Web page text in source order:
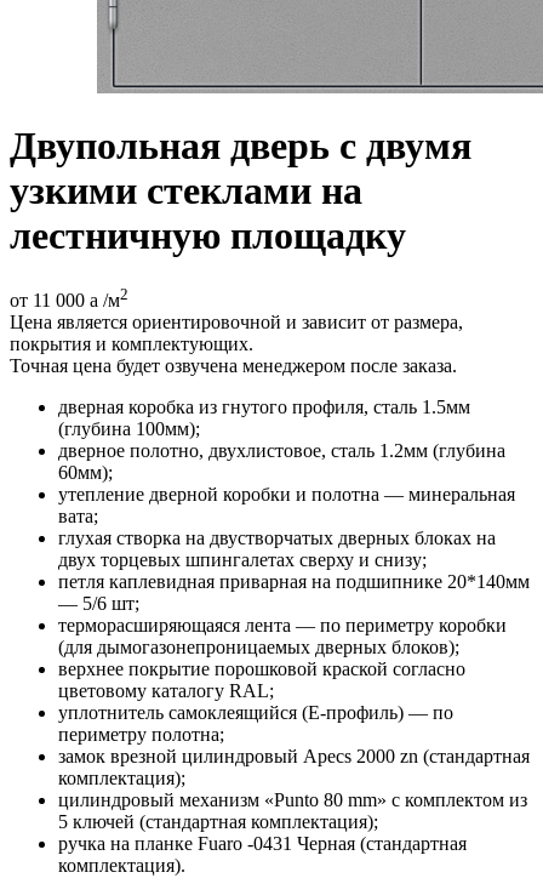
Двупольная дверь с двумя
узкими стеклами на
лестничную площадку
от 11 000 a /м2
Цена является ориентировочной и зависит от размера,
покрытия и комплектующих.
Точная цена будет озвучена менеджером после заказа.
дверная коробка из гнутого профиля, сталь 1.5мм
(глубина 100мм);
дверное полотно, двухлистовое, сталь 1.2мм (глубина
60мм);
утепление дверной коробки и полотна — минеральная
вата;
глухая створка на двустворчатых дверных блоках на
двух торцевых шпингалетах сверху и снизу;
петля каплевидная приварная на подшипнике 20*140мм
— 5/6 шт;
терморасширяющаяся лента — по периметру коробки
(для дымогазонепроницаемых дверных блоков);
верхнее покрытие порошковой краской согласно
цветовому каталогу RAL;
уплотнитель самоклеящийся (E-профиль) — по
периметру полотна;
замок врезной цилиндровый Apecs 2000 zn (стандартная
комплектация);
цилиндровый механизм «Punto 80 mm» с комплектом из
5 ключей (стандартная комплектация);
ручка на планке Fuaro -0431 Черная (стандартная
комплектация).